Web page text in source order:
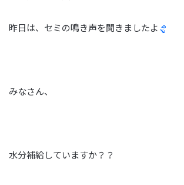
昨日は、セミの鳴き声を聞きましたよ
みなさん、
水分補給していますか？？